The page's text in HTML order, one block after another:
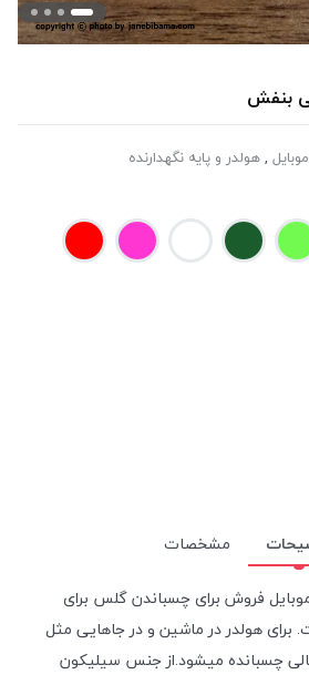
بنفش
,هولدر و پایه نگهدارنده
مشخصات
فروش برای چسباندن گلس برای
هولدر در ماشین و در جاهایی مثل
چسبانده میشود.از جنس سیلیکون